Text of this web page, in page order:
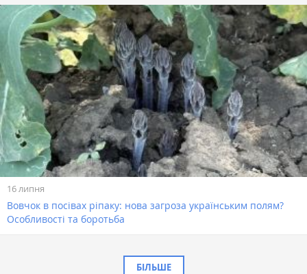
16 липня
Вовчок в посівах ріпаку: нова загроза українським полям?
Особливості та боротьба
БІЛЬШЕ